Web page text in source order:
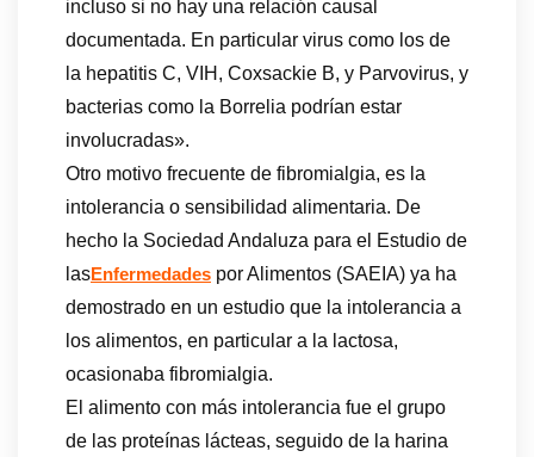
incluso si no hay una relación causal
documentada. En particular virus como los de
la hepatitis C, VIH, Coxsackie B, y Parvovirus, y
bacterias como la Borrelia podrían estar
involucradas».
Otro motivo frecuente de fibromialgia, es la
intolerancia o sensibilidad alimentaria. De
hecho la Sociedad Andaluza para el Estudio de
lasEnfermedades por Alimentos (SAEIA) ya ha
demostrado en un estudio que la intolerancia a
los alimentos, en particular a la lactosa,
ocasionaba fibromialgia.
El alimento con más intolerancia fue el grupo
de las proteínas lácteas, seguido de la harina